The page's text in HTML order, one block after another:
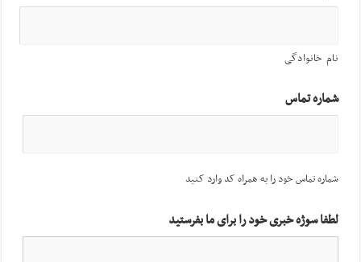
نام خانوادگی
شماره تماس
شماره تماس خود را به همراه کد وارد کنید
لطفا سوژه خبری خود را برای ما بفرستید